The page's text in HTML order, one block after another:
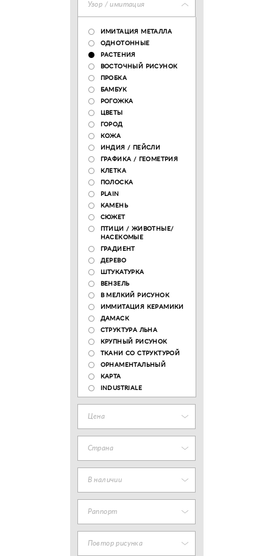
Узор / имитация
ИМИТАЦИЯ МЕТАЛЛА
ОДНОТОННЫЕ
РАСТЕНИЯ
ВОСТОЧНЫЙ РИСУНОК
ПРОБКА
БАМБУК
РОГОЖКА
ЦВЕТЫ
ГОРОД
КОЖА
ИНДИЯ / ПЕЙСЛИ
ГРАФИКА / ГЕОМЕТРИЯ
КЛЕТКА
ПОЛОСКА
PLAIN
КАМЕНЬ
СЮЖЕТ
ПТИЦИ / ЖИВОТНЫЕ/
НАСЕКОМЫЕ
ГРАДИЕНТ
ДЕРЕВО
ШТУКАТУРКА
ВЕНЗЕЛЬ
В МЕЛКИЙ РИСУНОК
ИММИТАЦИЯ КЕРАМИКИ
ДАМАСК
СТРУКТУРА ЛЬНА
КРУПНЫЙ РИСУНОК
ТКАНИ СО СТРУКТУРОЙ
ОРНАМЕНТАЛЬНЫЙ
КАРТА
INDUSTRIALE
Цена
Страна
В наличии
Раппорт
Повтор рисунка